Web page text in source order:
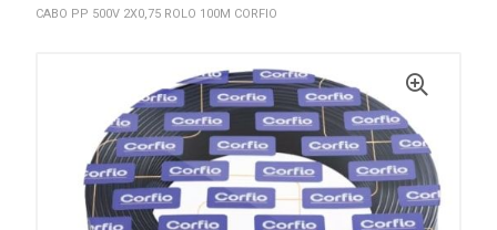
CABO PP 500V 2X0,75 ROLO 100M CORFIO